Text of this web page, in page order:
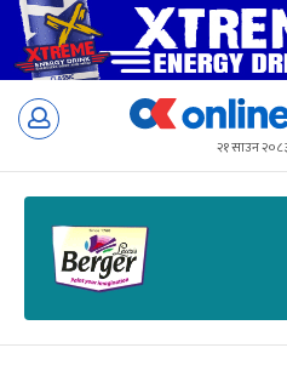
Skip
२१ साउन